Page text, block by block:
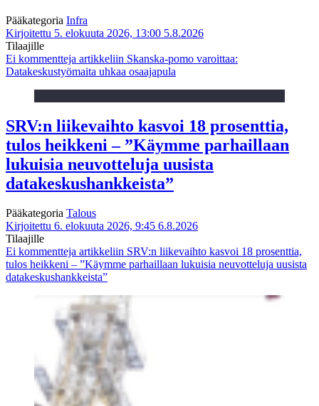
Pääkategoria Infra
Kirjoitettu 5. elokuuta 2026, 13:00 5.8.2026
Tilaajille
Ei kommentteja artikkeliin Skanska-pomo varoittaa:
Datakeskustyömaita uhkaa osaajapula
SRV:n liikevaihto kasvoi 18 prosenttia,
tulos heikkeni – ”Käymme parhaillaan
lukuisia neuvotteluja uusista
datakeskushankkeista”
Pääkategoria Talous
Kirjoitettu 6. elokuuta 2026, 9:45 6.8.2026
Tilaajille
Ei kommentteja artikkeliin SRV:n liikevaihto kasvoi 18 prosenttia,
tulos heikkeni – ”Käymme parhaillaan lukuisia neuvotteluja uusista
datakeskushankkeista”